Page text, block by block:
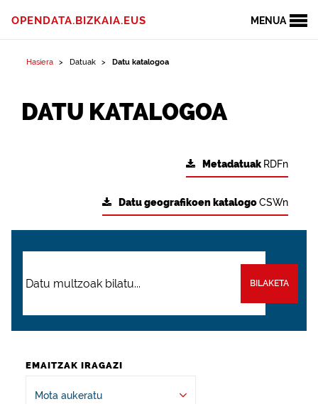
MENUA
OPENDATA.BIZKAIA.EUS
Hasiera Datuak Datu katalogoa
DATU KATALOGOA
Metadatuak RDFn
Datu geografikoen katalogoCSWn
BILAKETA
EMAITZAK IRAGAZI
Mota aukeratu